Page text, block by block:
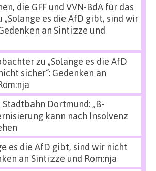
die GFF und VVN-BdA für das
„Solange es die AfD gibt, sind wir
an Sinti:zze und
zu „Solange es die AfD
sicher“: Gedenken an
Stadtbahn Dortmund: „B-
kann nach Insolvenz
es die AfD gibt, sind wir nicht
an Sinti:zze und Rom:nja